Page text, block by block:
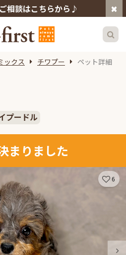
相談はこちらから♪
ックス チワプー ペット詳細
プードル
まりました
6